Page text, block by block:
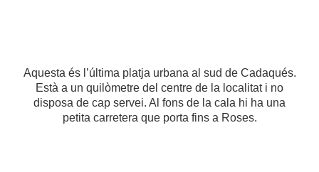
Aquesta és l’última platja urbana al sud de Cadaqués.
Està a un quilòmetre del centre de la localitat i no
disposa de cap servei. Al fons de la cala hi ha una
petita carretera que porta fins a Roses.